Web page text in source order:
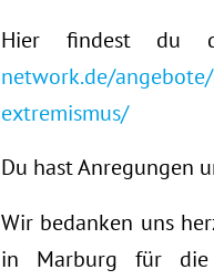
Hier findest du
network.de/
extremismus/
Du hast Anregungen
Wir bedanken uns
in Marburg für die